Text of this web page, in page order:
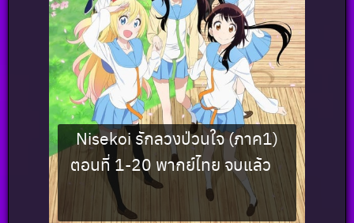
Nisekoi รักลวงป่วนใจ (ภาค1)
ตอนที่ 1-20 พากย์ไทย จบแล้ว